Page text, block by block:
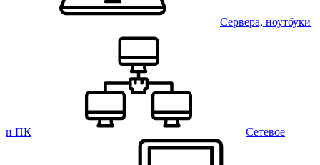
Сервера, ноутбуки
и ПК Сетевое